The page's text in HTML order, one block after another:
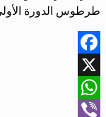
طرطوس الدورة
Facebook
X
WhatsApp